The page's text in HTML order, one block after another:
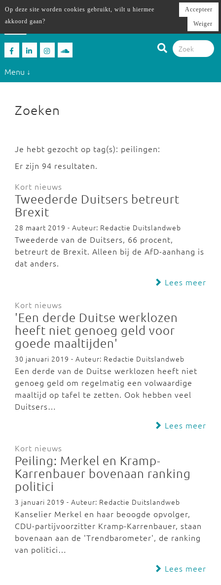
Menu ↓
Zoeken
Je hebt gezocht op tag(s): peilingen:
Er zijn 94 resultaten.
Kort nieuws
Tweederde Duitsers betreurt
Brexit
28 maart 2019 - Auteur: Redactie Duitslandweb
Tweederde van de Duitsers, 66 procent,
betreurt de Brexit. Alleen bij de AfD-aanhang is
dat anders.
Lees meer
Kort nieuws
'Een derde Duitse werklozen
heeft niet genoeg geld voor
goede maaltijden'
30 januari 2019 - Auteur: Redactie Duitslandweb
Een derde van de Duitse werklozen heeft niet
genoeg geld om regelmatig een volwaardige
maaltijd op tafel te zetten. Ook hebben veel
Duitsers…
Lees meer
Kort nieuws
Peiling: Merkel en Kramp-
Karrenbauer bovenaan ranking
politici
3 januari 2019 - Auteur: Redactie Duitslandweb
Kanselier Merkel en haar beoogde opvolger,
CDU-partijvoorzitter Kramp-Karrenbauer, staan
bovenaan aan de 'Trendbarometer', de ranking
van politici…
Lees meer
Op deze site worden cookies gebruikt, wilt u hiermee
akkoord gaan?
Accepteer
Weiger